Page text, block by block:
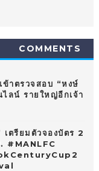
COMMENTS
ข้าตรวจสอบ “หงษ์
ลน์ รายใหญ่อีกเจ้า
เตรียมตัวจองบัตร 2
#MANLFC